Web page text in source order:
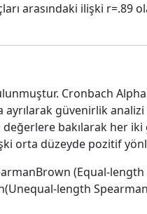
arasındaki ilişki r=.89
Cronbach
güvenirlik
bakılarak her
orta düzeyde pozitif
(Equal-length
length